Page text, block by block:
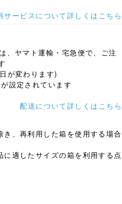
サービスについて詳しくはこちら
、ヤマト運輸・宅急便で、ご注
が変わります)
設定されています
配送について詳しくはこちら
、再利用した箱を使用する場合
適したサイズの箱を利用する点